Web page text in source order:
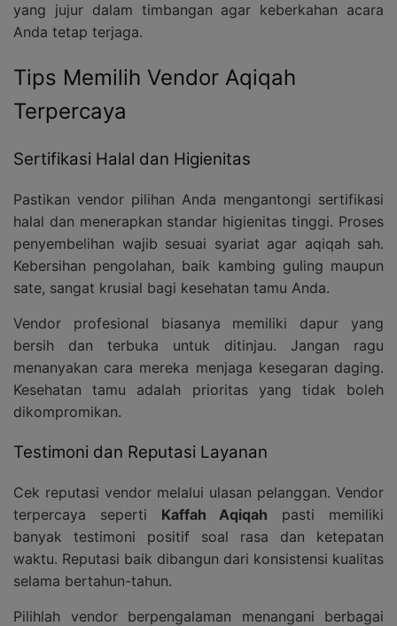
yang jujur dalam timbangan agar keberkahan acara
Anda tetap terjaga.
Tips Memilih Vendor Aqiqah
Terpercaya
Sertifikasi Halal dan Higienitas
Pastikan vendor pilihan Anda mengantongi sertifikasi
halal dan menerapkan standar higienitas tinggi. Proses
penyembelihan wajib sesuai syariat agar aqiqah sah.
Kebersihan pengolahan, baik kambing guling maupun
sate, sangat krusial bagi kesehatan tamu Anda.
Vendor profesional biasanya memiliki dapur yang
bersih dan terbuka untuk ditinjau. Jangan ragu
menanyakan cara mereka menjaga kesegaran daging.
Kesehatan tamu adalah prioritas yang tidak boleh
dikompromikan.
Testimoni dan Reputasi Layanan
Cek reputasi vendor melalui ulasan pelanggan. Vendor
terpercaya seperti Kaffah Aqiqah pasti memiliki
banyak testimoni positif soal rasa dan ketepatan
waktu. Reputasi baik dibangun dari konsistensi kualitas
selama bertahun-tahun.
Pilihlah vendor berpengalaman menangani berbagai